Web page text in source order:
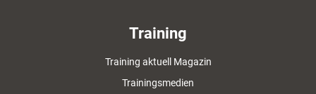
Training
Training aktuell Magazin
Trainingsmedien